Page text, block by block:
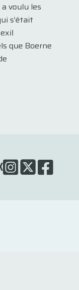
voulu les
s’était
que Boerne